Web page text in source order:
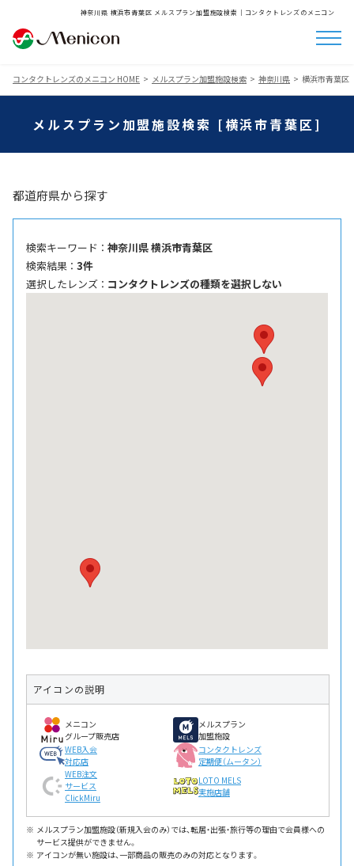
神奈川県 横浜市青葉区 メルスプラン加盟施設検索│コンタクトレンズのメニコン
コンタクトレンズのメニコン HOME メルスプラン加盟施設検索 神奈川県 横浜市青葉区
メルスプラン加盟施設検索 [横浜市青葉区]
都道府県から探す
検索キーワード ： 神奈川県 横浜市青葉区
検索結果 ： 3件
選択したレンズ ： コンタクトレンズの種類を選択しない
アイコンの説明
メニコン
グループ販売店
メルスプラン
加盟施設
WEB入会
対応店
コンタクトレンズ
定期便（ムータン）
WEB注文
サービス
ClickMiru
LOTO MELS
実施店舗
メルスプラン加盟施設（新規入会のみ）では、転居・出張・旅行等の理由で会員様への
サービス提供ができません。
アイコンが無い施設は、一部商品の販売のみの対応となります。